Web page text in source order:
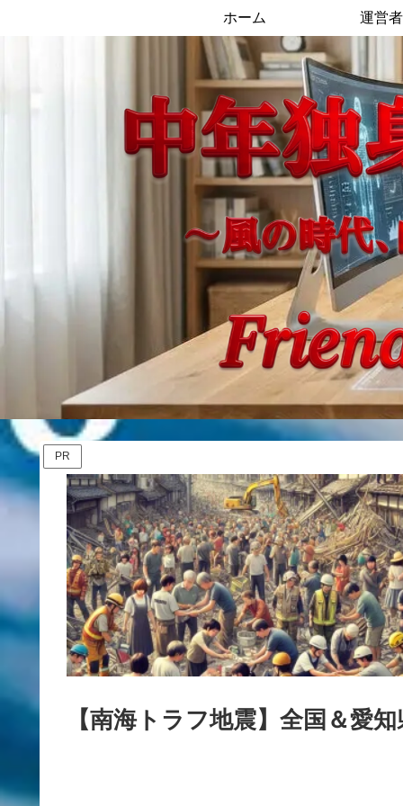
ホーム 運営
PR
【南海トラフ地震】全国＆愛